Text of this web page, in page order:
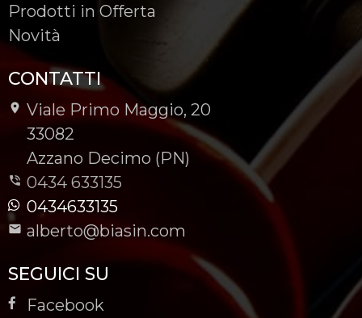
Prodotti in Offerta
Novità
CONTATTI
Viale Primo Maggio, 20
-
33082
-
Azzano Decimo (PN)
0434 633135
0434633135
alberto@biasin.com
SEGUICI SU
Facebook